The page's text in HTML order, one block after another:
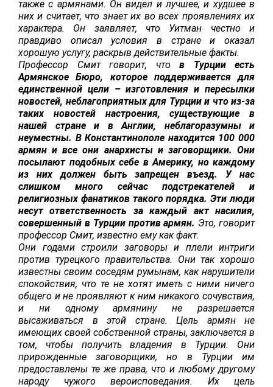
также с армянами. Он видел и лучшее, и худшее в
них и считает, что знает их во всех проявлениях их
характера.
Он заявляет, что Уитман честно и
правдиво описал условия в стране и оказал
хорошую услугу, раскрыв действительные факты.
Профессор Смит говорит, что в Турции есть
Армянское Бюро, которое поддерживается для
единственной цели – изготовления и пересылки
новостей, неблагоприятных для Турции и что из-за
таких новостей настроения, существующие в
нашей стране и в Англии, неблагоразумны и
неуместны. В Константинополе находится 100 000
армян и все они анархисты и заговорщики. Они
посылают подобных себе в Америку, но каждому
из них должен быть запрещен въезд. У нас
слишком много сейчас подстрекателей и
религиозных фанатиков такого порядка. Эти люди
несут ответственность за каждый акт насилия,
совершенный в Турции против армян. Это, говорит
профессор Смит, известно ему как факт.
Они годами строили заговоры и плели интриги
против турецкого правительства. Они так хорошо
известны своим соседям румынам, как нарушители
спокойствия, что те не хотят иметь с ними ничего
общего и не проявляют к ним никакого сочувствия,
и ни одному армянину не разрешается
высаживаться в этой стране. Цель армян не
имеющих своей собственной страны, заключается в
том, чтобы получить владения в Турции. Они
прирожденные заговорщики, но в Турции им
предоставлены те же права, что и любому другому
народу чужого вероисповедания. Их цель